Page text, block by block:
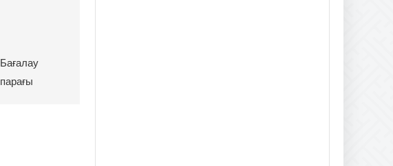
Бағалау
парағы